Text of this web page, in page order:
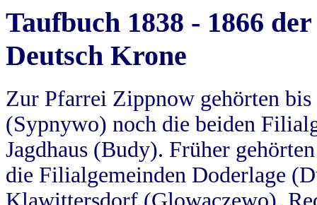
Taufbuch 1838 - 1866
Deutsch Krone
Zur Pfarrei Zippnow gehörten
(Sypnywo) noch die beiden
Jagdhaus (Budy). Früher
die Filialgemeinden Doderlage